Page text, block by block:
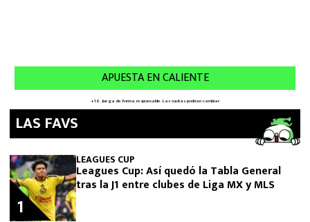
LAS FAVS
LEAGUES CUP
Leagues Cup: Así quedó la Tabla General
tras la J1 entre clubes de Liga MX y MLS
1